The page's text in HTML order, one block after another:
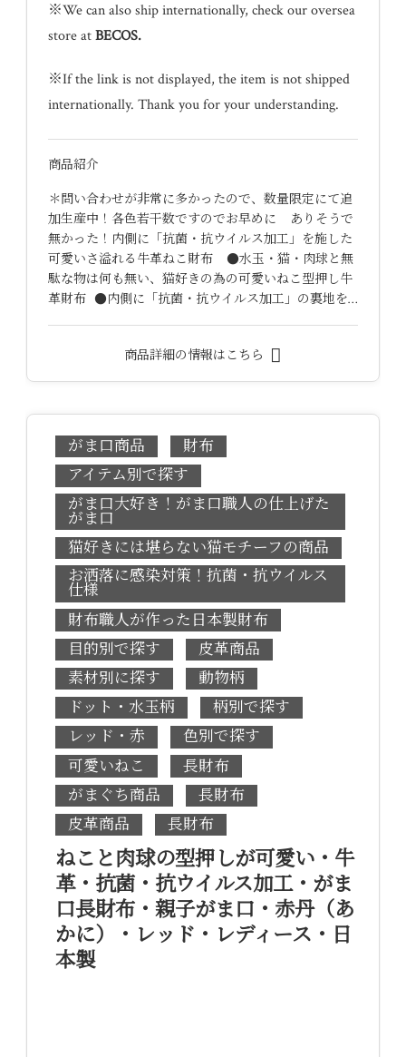
※We can also ship internationally, check our oversea
store atBECOS.
※If the link is not displayed, the item is not shipped
internationally. Thank you for your understanding.
商品紹介
＊問い合わせが非常に多かったので、数量限定にて追
加生産中！各色若干数ですのでお早めに ありそうで
無かった！内側に「抗菌・抗ウイルス加工」を施した
可愛いさ溢れる牛革ねこ財布 ●水玉・猫・肉球と無
駄な物は何も無い、猫好きの為の可愛いねこ型押し牛
革財布 ●内側に「抗菌・抗ウイルス加工」の裏地を…
商品詳細の情報はこちら
がま口商品
財布
アイテム別で探す
がま口大好き！がま口職人の仕上げた
がま口
猫好きには堪らない猫モチーフの商品
お洒落に感染対策！抗菌・抗ウイルス
仕様
財布職人が作った日本製財布
目的別で探す
皮革商品
素材別に探す
動物柄
ドット・水玉柄
柄別で探す
レッド・赤
色別で探す
可愛いねこ
長財布
がまぐち商品
長財布
皮革商品
長財布
ねこと肉球の型押しが可愛い・牛
革・抗菌・抗ウイルス加工・がま
口長財布・親子がま口・赤丹（あ
かに）・レッド・レディース・日
本製